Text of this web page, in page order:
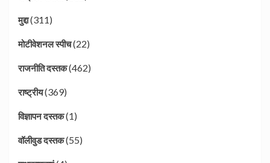
मुद्दा(311)
मोटीवेशनल स्पीच(22)
राजनीति दस्तक(462)
राष्ट्रीय(369)
विज्ञापन दस्तक(1)
वॉलीवुड दस्तक(55)